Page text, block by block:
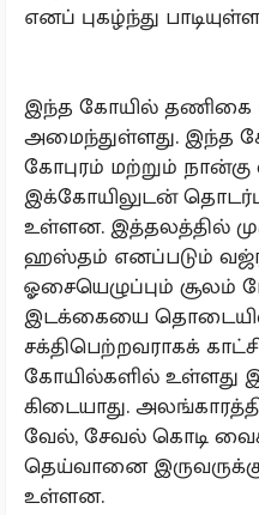
எனப் புகழ்ந்து
இந்த கோயில்
அமைந்துள்ளது. இந்த
கோபுரம் மற்றும்
இக்கோயிலுடன்
உள்ளன. இத்தலத்தில்
ஹஸ்தம் எனப்படும்
ஓசையெழுப்பும் சூலம்
இடக்கையை
சக்திபெற்றவராகக்
கோயில்களில் உள்ளது
கிடையாது.
வேல், சேவல் கொடி
தெய்வானை
உள்ளன.